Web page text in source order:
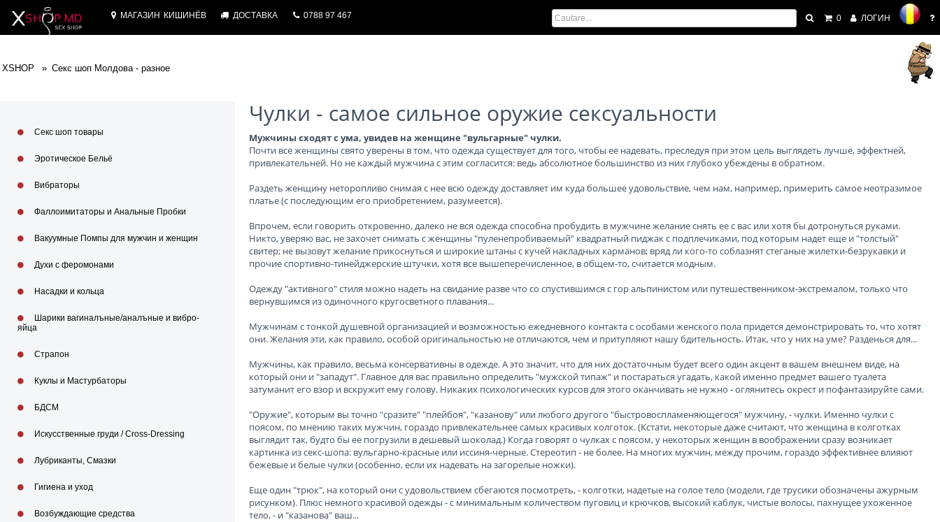
МАГАЗИН КИШИНЁВ ДОСТАВКА 0788 97 467 0 ЛОГИН
XSHOP Секс шоп Молдова - разное
Чулки - самое сильное оружие сексуальности
Мужчины сходят с ума, увидев на женщине "вульгарные" чулки.
Почти все женщины свято уверены в том, что одежда существует для того, чтобы ее надевать, преследуя при этом цель выглядеть лучше, эффектней,
привлекательней. Но не каждый мужчина с этим согласится: ведь абсолютное большинство из них глубоко убеждены в обратном.
Раздеть женщину неторопливо снимая с нее всю одежду доставляет им куда большее удовольствие, чем нам, например, примерить самое неотразимое
платье (с последующим его приобретением, разумеется).
Впрочем, если говорить откровенно, далеко не вся одежда способна пробудить в мужчине желание снять ее с вас или хотя бы дотронуться руками.
Никто, уверяю вас, не захочет снимать с женщины "пуленепробиваемый" квадратный пиджак с подплечиками, под которым надет еще и "толстый"
свитер; не вызовут желание прикоснуться и широкие штаны с кучей накладных карманов; вряд ли кого-то соблазнят стеганые жилетки-безрукавки и
прочие спортивно-тинейджерские штучки, хотя все вышеперечисленное, в общем-то, считается модным.
Одежду "активного" стиля можно надеть на свидание разве что со спустившимся с гор альпинистом или путешественником-экстремалом, только что
вернувшимся из одиночного кругосветного плавания...
Мужчинам с тонкой душевной организацией и возможностью ежедневного контакта с особами женского пола придется демонстрировать то, что хотят
они. Желания эти, как правило, особой оригинальностью не отличаются, чем и притупляют нашу бдительность. Итак, что у них на уме? Разденься для...
Мужчины, как правило, весьма консервативны в одежде. А это значит, что для них достаточным будет всего один акцент в вашем внешнем виде, на
который они и "западут". Главное для вас правильно определить "мужской типаж" и постараться угадать, какой именно предмет вашего туалета
затуманит его взор и вскружит ему голову. Никаких психологических курсов для этого оканчивать не нужно - оглянитесь окрест и пофантазируйте сами.
"Оружие", которым вы точно "сразите" "плейбоя", "казанову" или любого другого "быстровоспламеняющегося" мужчину, - чулки. Именно чулки с
поясом, по мнению таких мужчин, гораздо привлекательнее самых красивых колготок. (Кстати, некоторые даже считают, что женщина в колготках
выглядит так, будто бы ее погрузили в дешевый шоколад.) Когда говорят о чулках с поясом, у некоторых женщин в воображении сразу возникает
картинка из секс-шопа: вульгарно-красные или иссиня-черные. Стереотип - не более. На многих мужчин, между прочим, гораздо эффективнее влияют
бежевые и белые чулки (особенно, если их надевать на загорелые ножки).
Еще один "трюк", на который они с удовольствием сбегаются посмотреть, - колготки, надетые на голое тело (модели, где трусики обозначены ажурным
рисунком). Плюс немного красивой одежды - с минимальным количеством пуговиц и крючков, высокий каблук, чистые волосы, пахнущее ухоженное
тело, - и "казанова" ваш...
Секс шоп товары
Эротическое Бельё
Вибраторы
Фаллоимитаторы и Анальные Пробки
Вакуумные Помпы для мужчин и женщин
Духи с феромонами
Насадки и кольца
Шарики вагиналъные/аналъные и вибро-
яйца
Страпон
Куклы и Мастурбаторы
БДСМ
Искусственные груди / Cross-Dressing
Лубриканты, Смазки
Гигиена и уход
Возбуждающие средства